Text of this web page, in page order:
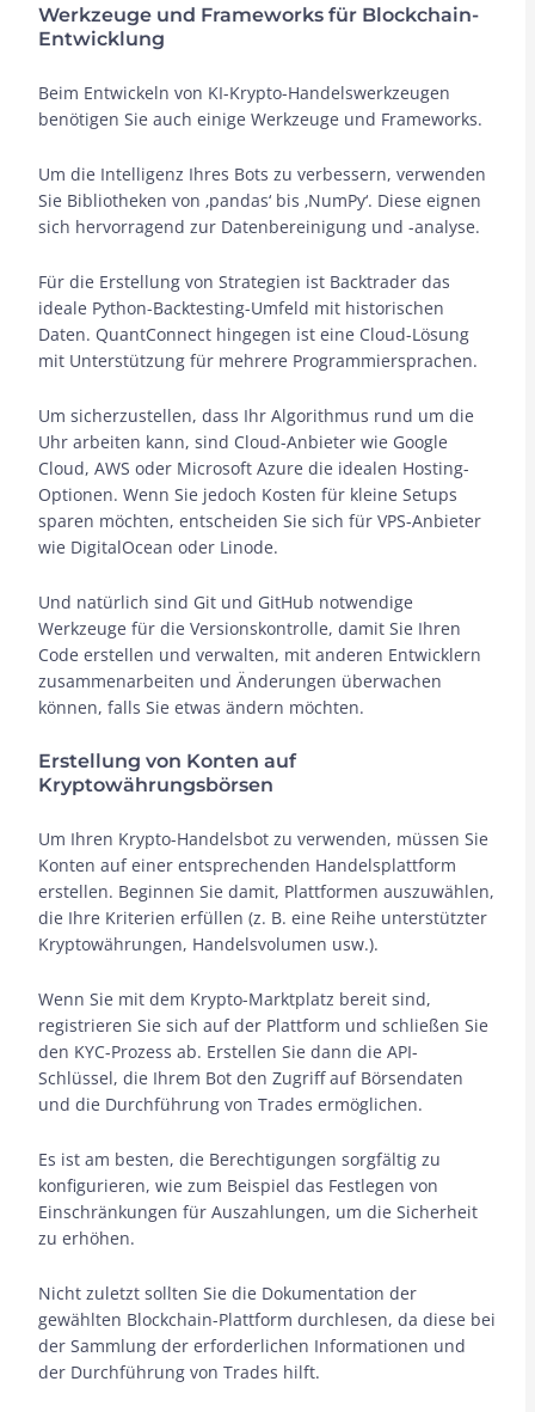
Werkzeuge und Frameworks für Blockchain-
Entwicklung
Beim Entwickeln von KI-Krypto-Handelswerkzeugen
benötigen Sie auch einige Werkzeuge und Frameworks.
Um die Intelligenz Ihres Bots zu verbessern, verwenden
Sie Bibliotheken von ‚pandas‘ bis ‚NumPy‘. Diese eignen
sich hervorragend zur Datenbereinigung und -analyse.
Für die Erstellung von Strategien ist Backtrader das
ideale Python-Backtesting-Umfeld mit historischen
Daten. QuantConnect hingegen ist eine Cloud-Lösung
mit Unterstützung für mehrere Programmiersprachen.
Um sicherzustellen, dass Ihr Algorithmus rund um die
Uhr arbeiten kann, sind Cloud-Anbieter wie Google
Cloud, AWS oder Microsoft Azure die idealen Hosting-
Optionen. Wenn Sie jedoch Kosten für kleine Setups
sparen möchten, entscheiden Sie sich für VPS-Anbieter
wie DigitalOcean oder Linode.
Und natürlich sind Git und GitHub notwendige
Werkzeuge für die Versionskontrolle, damit Sie Ihren
Code erstellen und verwalten, mit anderen Entwicklern
zusammenarbeiten und Änderungen überwachen
können, falls Sie etwas ändern möchten.
Erstellung von Konten auf
Kryptowährungsbörsen
Um Ihren Krypto-Handelsbot zu verwenden, müssen Sie
Konten auf einer entsprechenden Handelsplattform
erstellen. Beginnen Sie damit, Plattformen auszuwählen,
die Ihre Kriterien erfüllen (z. B. eine Reihe unterstützter
Kryptowährungen, Handelsvolumen usw.).
Wenn Sie mit dem Krypto-Marktplatz bereit sind,
registrieren Sie sich auf der Plattform und schließen Sie
den KYC-Prozess ab. Erstellen Sie dann die API-
Schlüssel, die Ihrem Bot den Zugriff auf Börsendaten
und die Durchführung von Trades ermöglichen.
Es ist am besten, die Berechtigungen sorgfältig zu
konfigurieren, wie zum Beispiel das Festlegen von
Einschränkungen für Auszahlungen, um die Sicherheit
zu erhöhen.
Nicht zuletzt sollten Sie die Dokumentation der
gewählten Blockchain-Plattform durchlesen, da diese bei
der Sammlung der erforderlichen Informationen und
der Durchführung von Trades hilft.